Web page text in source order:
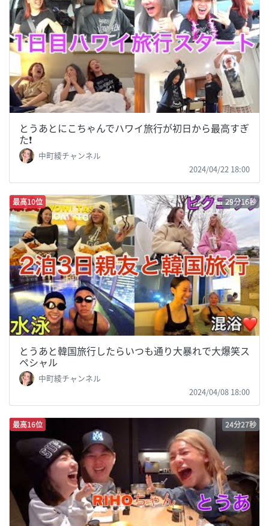
とうあとにこちゃんでハワイ旅行が初日から最高すぎ
た❗️
中町綾チャンネル
2024/04/22 18:00
最高10位 29分16秒
とうあと韓国旅行したらいつも通り大暴れで大爆笑ス
ペシャル
中町綾チャンネル
2024/04/08 18:00
最高16位 24分27秒